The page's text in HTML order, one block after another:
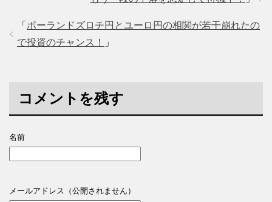
「 ポーランドズロチ円とユーロ円の相関が若干崩れたの
で投資のチャンス！
」
コメントを残す
名前
メールアドレス（公開されません）